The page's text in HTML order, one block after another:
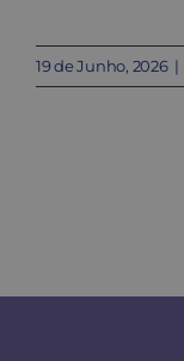
19 de Junho, 2026 |